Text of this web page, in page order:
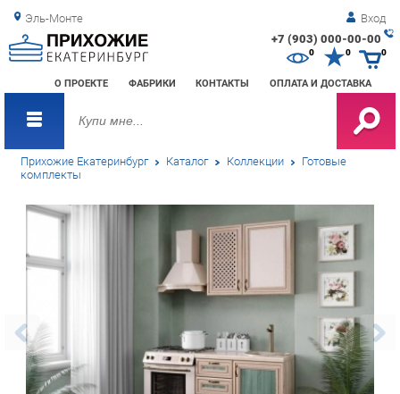
Эль-Монте Вход
+7 (903) 000-00-00
О ПРОЕКТЕ ФАБРИКИ КОНТАКТЫ ОПЛАТА И ДОСТАВКА
0 0
Прихожие Екатеринбург Каталог Коллекции Готовые
комплекты